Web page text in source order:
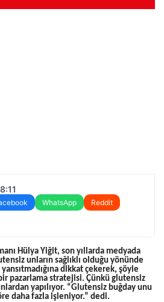
WhatsApp
Reddit
Hülya Yiğit, son yıllarda medyada
unların sağlıklı olduğu yönünde
dikkat çekerek, şöyle
pazarlama stratejisi. Çünkü glutensiz
yapılıyor. “Glutensiz buğday unu
daha fazla işleniyor.” dedi.